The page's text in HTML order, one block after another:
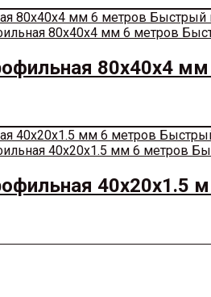
Быстрый
80х40х4
40х20х1.5